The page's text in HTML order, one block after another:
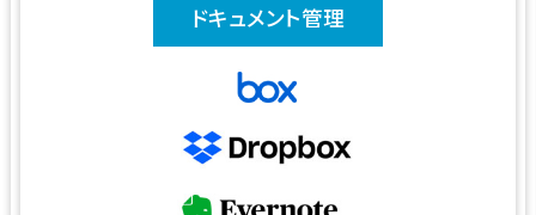
ドキュメント管理